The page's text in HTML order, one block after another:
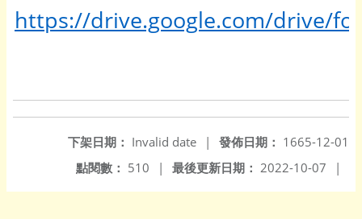
https://drive.google.com/drive/
發佈日期： 1665-12-01
下架日期： Invalid date
|
最後更新日期： 2022-10-07 |
點閱數： 510 |